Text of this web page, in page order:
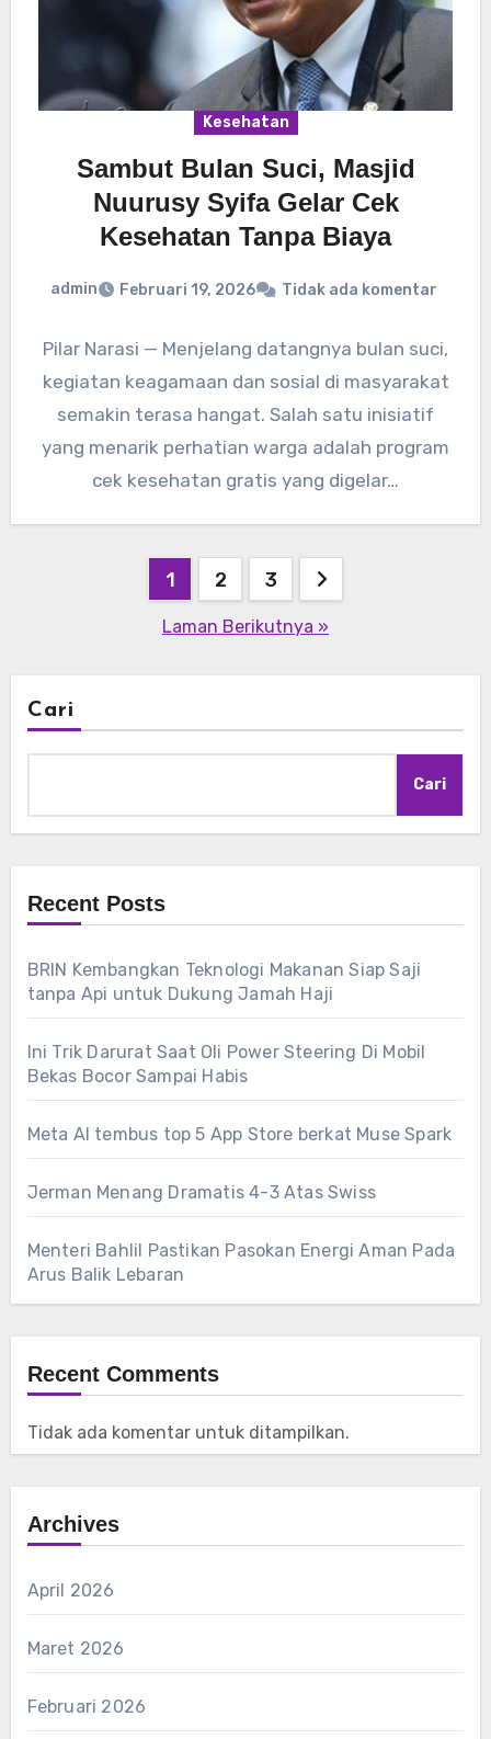
Kesehatan
Sambut Bulan Suci, Masjid
Nuurusy Syifa Gelar Cek
Kesehatan Tanpa Biaya
admin Februari 19, 2026 Tidak ada komentar
Pilar Narasi — Menjelang datangnya bulan suci,
kegiatan keagamaan dan sosial di masyarakat
semakin terasa hangat. Salah satu inisiatif
yang menarik perhatian warga adalah program
cek kesehatan gratis yang digelar…
1 2 3
Laman Berikutnya »
Cari
Cari
Recent Posts
BRIN Kembangkan Teknologi Makanan Siap Saji
tanpa Api untuk Dukung Jamah Haji
Ini Trik Darurat Saat Oli Power Steering Di Mobil
Bekas Bocor Sampai Habis
Meta AI tembus top 5 App Store berkat Muse Spark
Jerman Menang Dramatis 4-3 Atas Swiss
Menteri Bahlil Pastikan Pasokan Energi Aman Pada
Arus Balik Lebaran
Recent Comments
Tidak ada komentar untuk ditampilkan.
Archives
April 2026
Maret 2026
Februari 2026